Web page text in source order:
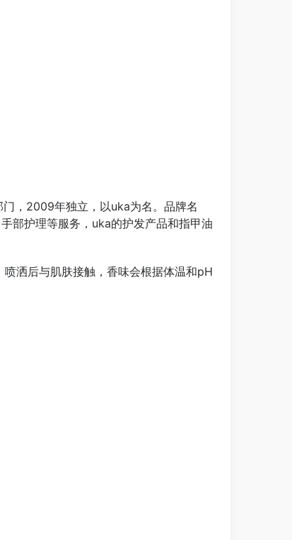
，2009年独立，以uka为名。品牌名
部护理等服务，uka的护发产品和指甲油
洒后与肌肤接触，香味会根据体温和pH